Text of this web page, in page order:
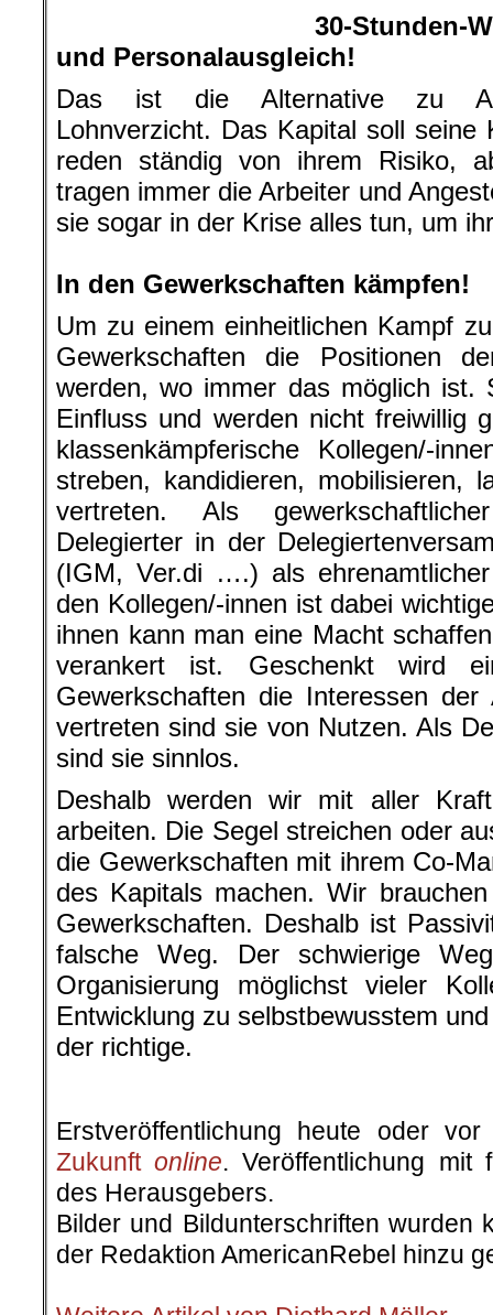
30-Stunden-
und Personalausgleich!
Das ist die Alternative zu
Lohnverzicht. Das Kapital soll seine
reden ständig von ihrem Risiko,
tragen immer die Arbeiter und
sie sogar in der Krise alles tun, um
In den Gewerkschaften kämpfen!
Um zu einem einheitlichen Kampf
Gewerkschaften die Positionen
werden, wo immer das möglich ist.
Einfluss und werden nicht freiwillig
klassenkämpferische Kollegen/-
streben, kandidieren, mobilisieren,
vertreten. Als
Delegierter in der
(IGM, Ver.di ….) als
den Kollegen/-innen ist dabei
ihnen kann man eine Macht
verankert ist. Geschenkt wird
Gewerkschaften die Interessen der
vertreten sind sie von Nutzen. Als
sind sie sinnlos.
Deshalb werden wir mit aller
arbeiten. Die Segel streichen oder
die Gewerkschaften mit ihrem Co-
des Kapitals machen. Wir
Gewerkschaften. Deshalb ist
falsche Weg. Der schwierige
Organisierung möglichst vieler
Entwicklung zu selbstbewusstem
der richtige.
Erstveröffentlichung heute oder
Zukunftonline. Veröffentlichung mit
des Herausgebers.
Bilder und Bildunterschriften wurden
der Redaktion AmericanRebel hinzu